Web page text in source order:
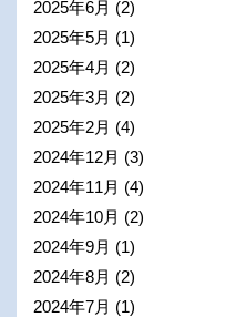
2025年6月 (2)
2025年5月 (1)
2025年4月 (2)
2025年3月 (2)
2025年2月 (4)
2024年12月 (3)
2024年11月 (4)
2024年10月 (2)
2024年9月 (1)
2024年8月 (2)
2024年7月 (1)